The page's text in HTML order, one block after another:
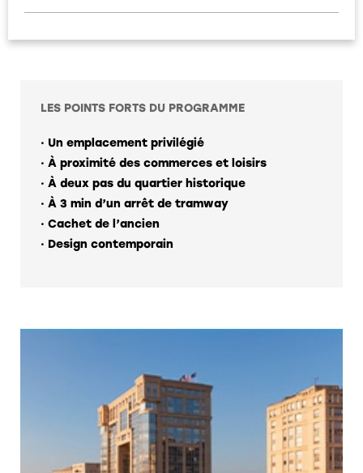
LES POINTS FORTS DU PROGRAMME
· Un emplacement privilégié
· À proximité des commerces et loisirs
· À deux pas du quartier historique
· À 3 min d’un arrêt de tramway
· Cachet de l’ancien
· Design contemporain